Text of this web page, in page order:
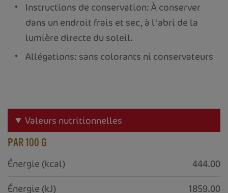
Instructions de conservation: À conserver
dans un endroit frais et sec, à l'abri de la
lumière directe du soleil.
Allégations: sans colorants ni conservateurs
Valeurs nutritionnelles
PAR 100 G
Énergie (kcal) 444.00
Énergie (kJ) 1859.00